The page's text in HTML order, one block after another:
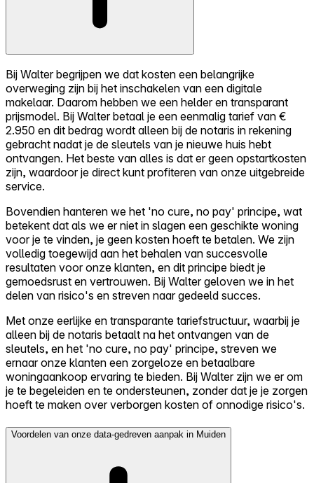
Bij Walter begrijpen we dat kosten een belangrijke
overweging zijn bij het inschakelen van een digitale
makelaar. Daarom hebben we een helder en transparant
prijsmodel. Bij Walter betaal je een eenmalig tarief van €
2.950 en dit bedrag wordt alleen bij de notaris in rekening
gebracht nadat je de sleutels van je nieuwe huis hebt
ontvangen. Het beste van alles is dat er geen opstartkosten
zijn, waardoor je direct kunt profiteren van onze uitgebreide
service.
Bovendien hanteren we het 'no cure, no pay' principe, wat
betekent dat als we er niet in slagen een geschikte woning
voor je te vinden, je geen kosten hoeft te betalen. We zijn
volledig toegewijd aan het behalen van succesvolle
resultaten voor onze klanten, en dit principe biedt je
gemoedsrust en vertrouwen. Bij Walter geloven we in het
delen van risico's en streven naar gedeeld succes.
Met onze eerlijke en transparante tariefstructuur, waarbij je
alleen bij de notaris betaalt na het ontvangen van de
sleutels, en het 'no cure, no pay' principe, streven we
ernaar onze klanten een zorgeloze en betaalbare
woningaankoop ervaring te bieden. Bij Walter zijn we er om
je te begeleiden en te ondersteunen, zonder dat je je zorgen
hoeft te maken over verborgen kosten of onnodige risico's.
Voordelen van onze data-gedreven aanpak in Muiden